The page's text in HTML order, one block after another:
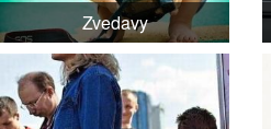
Zvedavy